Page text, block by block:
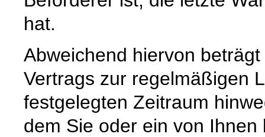
hat.
Abweichend hiervon
Vertrags zur regelmäßigen
festgelegten Zeitraum
dem Sie oder ein von